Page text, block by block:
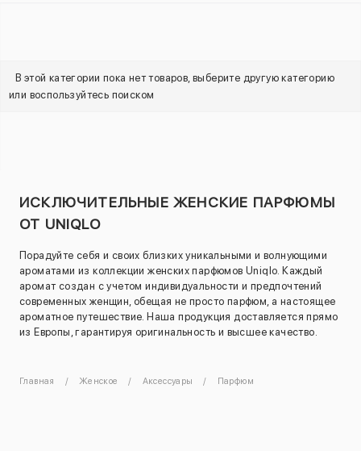
В этой категории пока нет товаров, выберите другую категорию
или воспользуйтесь поиском
ИСКЛЮЧИТЕЛЬНЫЕ ЖЕНСКИЕ ПАРФЮМЫ
ОТ UNIQLO
Порадуйте себя и своих близких уникальными и волнующими
ароматами из коллекции женских парфюмов Uniqlo. Каждый
аромат создан с учетом индивидуальности и предпочтений
современных женщин, обещая не просто парфюм, а настоящее
ароматное путешествие. Наша продукция доставляется прямо
из Европы, гарантируя оригинальность и высшее качество.
Главная Женское Аксессуары Парфюм